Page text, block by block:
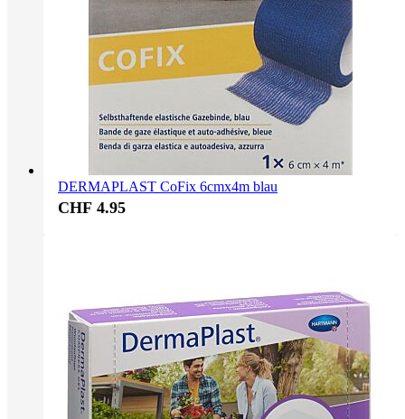
DERMAPLAST CoFix 6cmx4m blau
CHF 4.95